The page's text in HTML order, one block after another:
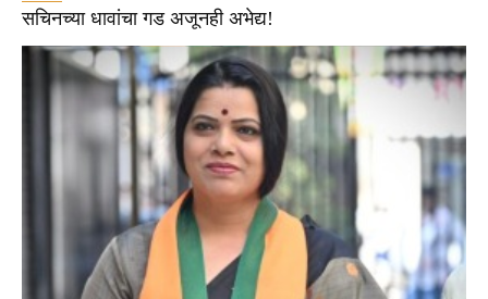
सचिनच्या धावांचा गड अजूनही अभेद्य!